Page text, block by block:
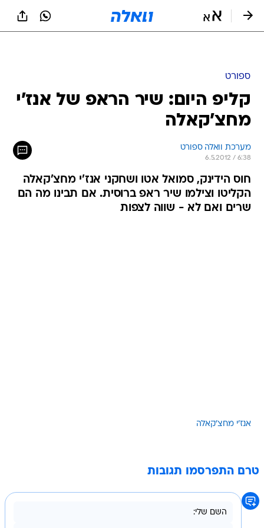
ספורט
קליפ היום: שיר הראפ של אנז'י
מחצ'קאלה
מערכת וואלה ספורט
6.5.2012 / 6:38
חוס הידינק, סמואל אטו ושחקני אנז'י מחצ'קאלה
הקליטו וצילמו שיר ראפ ברוסית. אם תבינו מה הם
שרים ואם לא - שווה לצפות
אנז'י מחצ'קאלה
טרם התפרסמו תגובות